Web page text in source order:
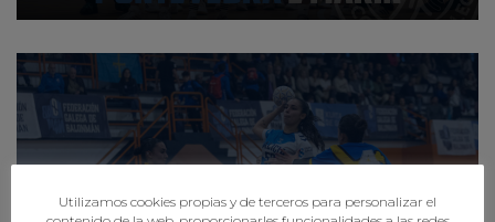
Utilizamos cookies propias y de terceros para personalizar el